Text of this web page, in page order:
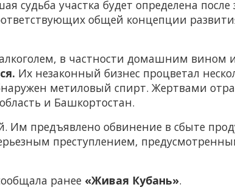
судьба участка будет определена
общей концепции
в частности домашним вином
Их незаконный бизнес процветал
метиловый спирт. Жертвами
и Башкортостан.
Им предъявлено обвинение в сбыте
преступлением,
ранее «Живая Кубань».